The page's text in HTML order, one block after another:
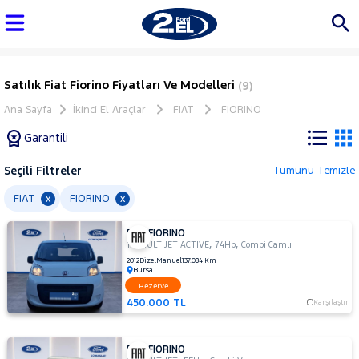
Satılık Fiat Fiorino Fiyatları Ve Modelleri (9)
Ana Sayfa İkinci El Araçlar FIAT FIORINO
Garantili
Tüm
Araçlar
AUDI
BMC
BMW
BYD
Seçili Filtreler Tümünü Temizle
FIAT x FIORINO x
FIAT FIORINO
1.3 MULTIJET ACTIVE,74Hp,Combi Camlı
2012DizelManuel137.084 Km
Bursa
450.000 TL Karşılaştır
Rezerve
FIAT FIORINO